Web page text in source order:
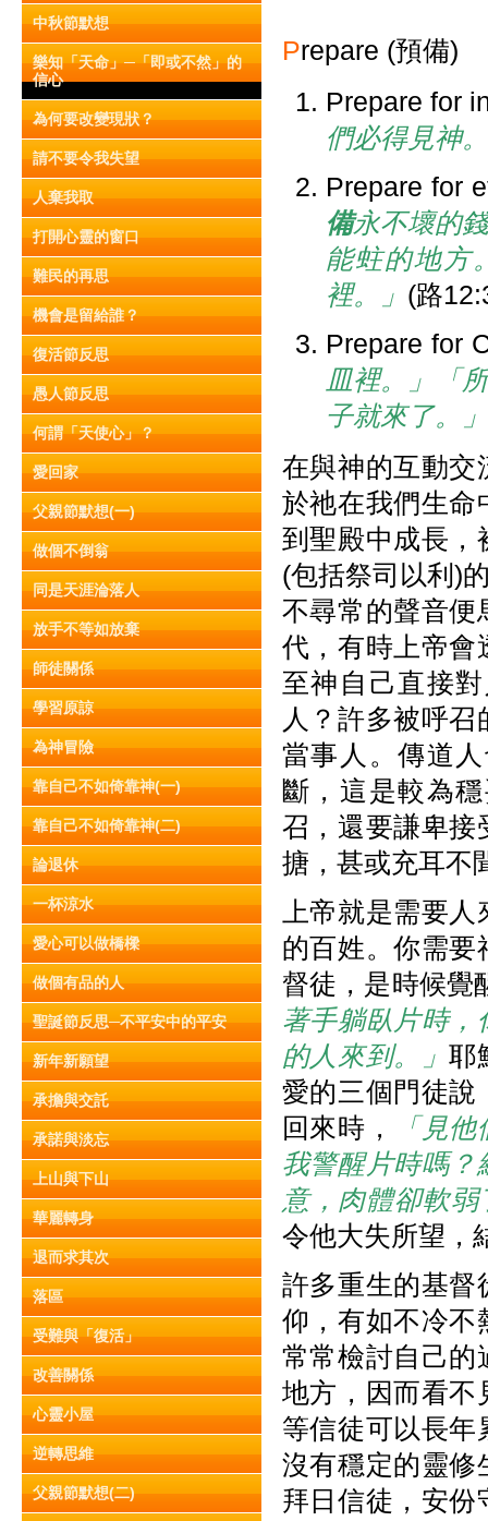
中秋節默想
樂知「天命」─「即或不然」的
信心
為何要改變現狀？
請不要令我失望
人棄我取
打開心靈的窗口
難民的再思
機會是留給誰？
復活節反思
愚人節反思
何謂「天使心」？
愛回家
父親節默想(一)
做個不倒翁
同是天涯淪落人
放手不等如放棄
師徒關係
學習原諒
為神冒險
靠自己不如倚靠神(一)
靠自己不如倚靠神(二)
論退休
一杯涼水
愛心可以做橋樑
做個有品的人
聖誕節反思─不平安中的平安
新年新願望
承擔與交託
承諾與淡忘
上山與下山
華麗轉身
退而求其次
落區
受難與「復活」
改善關係
心靈小屋
逆轉思維
父親節默想(二)
Prepare (預備)
Prepare for
們必得見神
Prepare for
備永不壞的
能蛀的地方
裡。」 (路
Prepare for
皿裡。」「
子就來了。」
在與神的互動交
於祂在我們生命
到聖殿中成長，
(包括祭司以利)
不尋常的聲音便
代，有時上帝會
至神自己直接
人？許多被呼
當事人。傳道
斷， 這是較為
召，還要謙卑接
搪，甚或充耳不
上帝就是需要
的百姓。你需要
督徒，是時候覺
著手躺臥片時，
的人來到。」耶
愛的三個門徒說
回來時，
「見
我警醒片時嗎？
意，肉體卻軟弱
令他大失所望，
許多重生的基督
仰，有如不冷不
常常檢討自己的
地方，因而看不
等信徒可以長年
沒有穩定的靈修
拜日信徒，安份